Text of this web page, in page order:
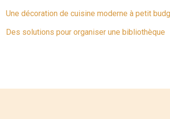
Une décoration de cuisine moderne à petit
Des solutions pour organiser une bibliothèque